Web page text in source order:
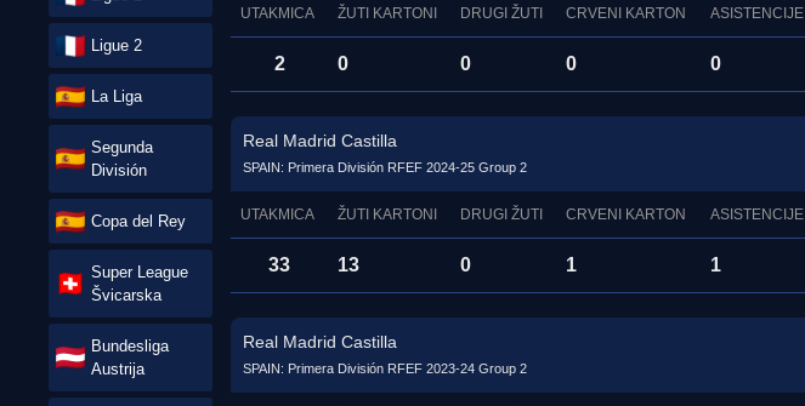
Ligue 2
La Liga
Segunda
División
Copa del Rey
Super League
Švicarska
Bundesliga
Austrija
UTAKMICA ŽUTI KARTONI DRUGI ŽUTI CRVENI KARTON ASISTENCIJE
2 0 0 0 0
Real Madrid Castilla
SPAIN: Primera División RFEF 2024-25 Group 2
UTAKMICA ŽUTI KARTONI DRUGI ŽUTI CRVENI KARTON ASISTENCIJE
33 13 0 1 1
Real Madrid Castilla
SPAIN: Primera División RFEF 2023-24 Group 2